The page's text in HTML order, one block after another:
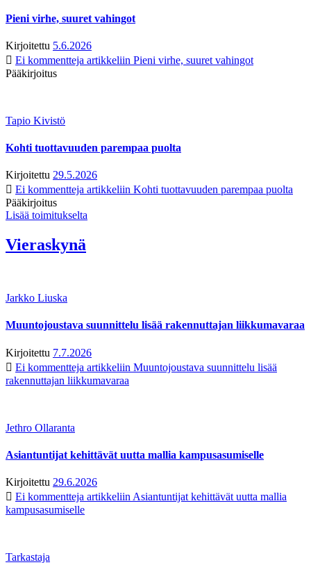
Pieni virhe, suuret vahingot
Kirjoitettu 5.6.2026
Ei kommentteja artikkeliin Pieni virhe, suuret vahingot
Pääkirjoitus
Tapio Kivistö
Kohti tuottavuuden parempaa puolta
Kirjoitettu 29.5.2026
Ei kommentteja artikkeliin Kohti tuottavuuden parempaa puolta
Pääkirjoitus
Lisää toimitukselta
Vieraskynä
Jarkko Liuska
Muuntojoustava suunnittelu lisää rakennuttajan liikkumavaraa
Kirjoitettu 7.7.2026
Ei kommentteja artikkeliin Muuntojoustava suunnittelu lisää
rakennuttajan liikkumavaraa
Jethro Ollaranta
Asiantuntijat kehittävät uutta mallia kampusasumiselle
Kirjoitettu 29.6.2026
Ei kommentteja artikkeliin Asiantuntijat kehittävät uutta mallia
kampusasumiselle
Tarkastaja